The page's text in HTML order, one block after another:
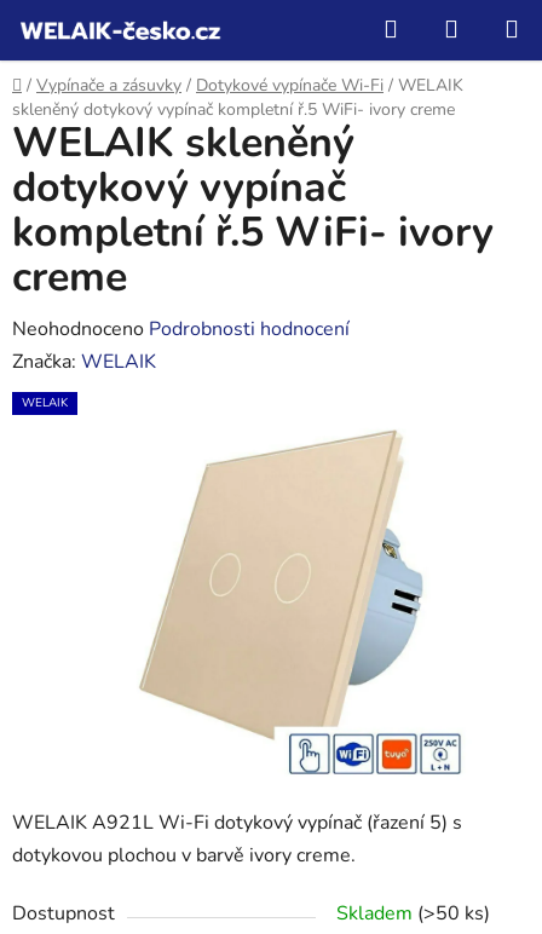
obsah
Hledat
KOŠÍK
Domů
/ Vypínače a zásuvky / Dotykové vypínače Wi-Fi / WELAIK
skleněný dotykový vypínač kompletní ř.5 WiFi- ivory creme
WELAIK A921L Wi-Fi dotykový vypínač (řazení 5) s
dotykovou plochou v barvě ivory creme.
Dostupnost Skladem (>50 ks)
WELAIK skleněný
dotykový vypínač
kompletní ř.5 WiFi- ivory
creme
Průměrné
hodnocení
produktu
Neohodnoceno Podrobnosti hodnocení
Značka: WELAIK
WELAIK